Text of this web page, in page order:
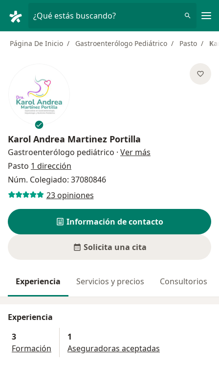
¿Qué estás buscando?
Página De Inicio Gastroenterólogo Pediátrico Pasto
Karol Andrea Martinez Portilla
Gastroenterólogo pediátrico · Ver más
Pasto 1 dirección
Núm. Colegiado: 37080846
23 opiniones
Información de contacto
Solicita una cita
Experiencia Servicios y precios Consultorios
Experiencia
3
Formación
1
Aseguradoras aceptadas